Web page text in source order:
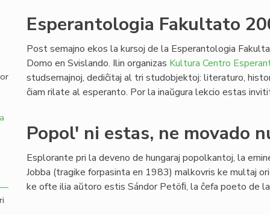
Esperantologia Fakultato
Post semajno ekos la kursoj de la Esperantologia
Domo en Svislando. Ilin organizas Kultura Centro
studsemajnoj, dediĉitaj al tri studobjektoj: literaturo,
ĉiam rilate al esperanto. Por la inaŭgura lekcio estas
Popol' ni estas, ne movado
Esplorante pri la deveno de hungaraj popolkantoj, la
Jobba (tragike forpasinta en 1983) malkovris ke multaj
ke ofte ilia aŭtoro estis Sándor Petöﬁ, la ĉefa poeto de